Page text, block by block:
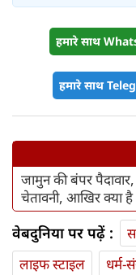
हमारे साथ
हमारे साथ
जामुन की बंपर
चेतावनी, आखिर क्या है
वेबदुनिया पर पढ़ें :
लाइफ स्‍टाइल
धर्म-